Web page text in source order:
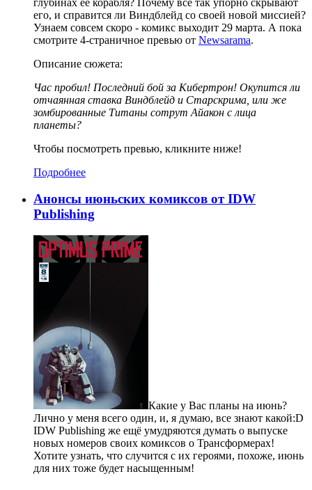
его, и справится ли Виндблейд со своей новой миссией?
Узнаем совсем скоро - комикс выходит 29 марта. А пока
смотрите 4-страничное превью от Newsarama.
Описание сюжета:
Час пробил! Последний бой за Кибертрон! Окупится ли
отчаянная ставка Виндблейд и Старскрима, или же
зомбированные Титаны сотрут Айакон с лица
планеты?
Чтобы посмотреть превью, кликните ниже!
Подробнее
Анонсы июньских комиксов от IDW
Publishing
Какие у Вас планы на июнь?
Лично у меня всего один, и, я думаю, все знают какой:D
IDW Publishing же ещё умудряются думать о выпуске
новых номеров своих комиксов о Трансформерах!
Хотите узнать, что случится с их героями, похоже, июнь
для них тоже будет насыщенным!